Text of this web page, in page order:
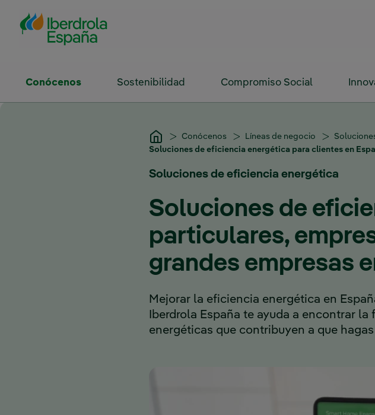
Saltar al contenido principal
Conócenos Sostenibilidad Compromiso Social
Conócenos Líneas de negocio
Soluciones de eficiencia energética para clientes en
Soluciones de eficiencia energética
Soluciones de
particulares,
grandes empresas
Mejorar la eficiencia energética en
Iberdrola España te ayuda a encontrar
energéticas que contribuyen a que